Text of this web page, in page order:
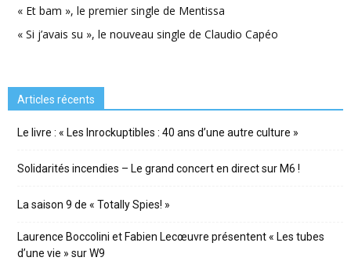
« Et bam », le premier single de Mentissa
« Si j’avais su », le nouveau single de Claudio Capéo
Articles récents
Le livre : « Les Inrockuptibles : 40 ans d’une autre culture »
Solidarités incendies – Le grand concert en direct sur M6 !
La saison 9 de « Totally Spies! »
Laurence Boccolini et Fabien Lecœuvre présentent « Les tubes
d’une vie » sur W9